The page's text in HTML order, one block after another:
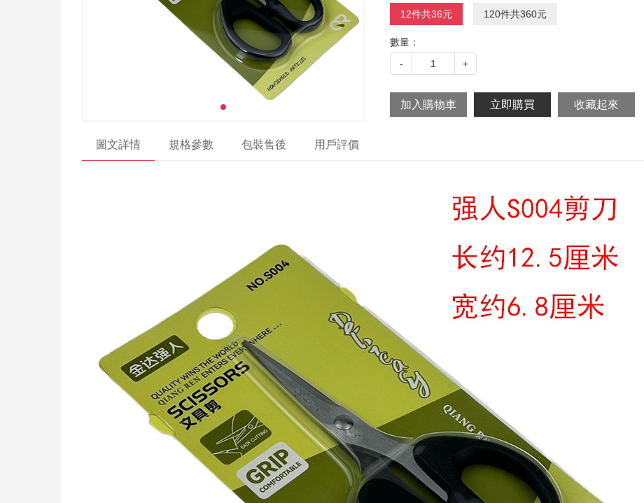
12件共36元 120件共360元
數量：
-
1 +
圖文詳情 規格參數 包裝售後 用戶評價